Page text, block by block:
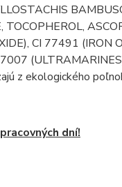
CI 77491 (IRON
z ekologického
dní!